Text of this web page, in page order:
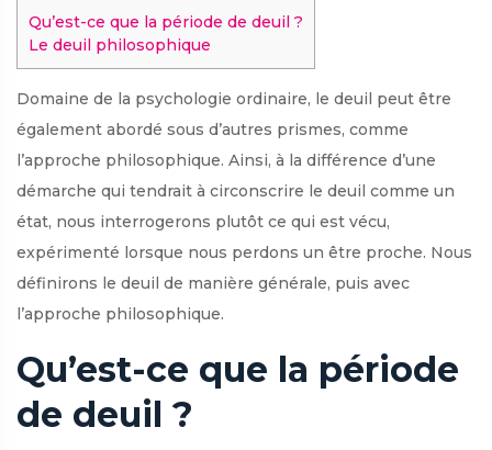
Qu’est-ce que la période de deuil ?
Le deuil philosophique
Domaine de la psychologie ordinaire, le deuil peut être
également abordé sous d’autres prismes, comme
l’approche philosophique. Ainsi, à la différence d’une
démarche qui tendrait à circonscrire le deuil comme un
état, nous interrogerons plutôt ce qui est vécu,
expérimenté lorsque nous perdons un être proche. Nous
définirons le deuil de manière générale, puis avec
l’approche philosophique.
Qu’est-ce que la période
de deuil ?